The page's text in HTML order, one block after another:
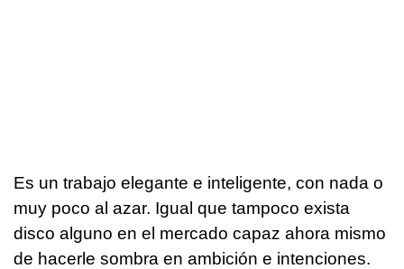
Es un trabajo elegante e inteligente, con nada o
muy poco al azar. Igual que tampoco exista
disco alguno en el mercado capaz ahora mismo
de hacerle sombra en ambición e intenciones.